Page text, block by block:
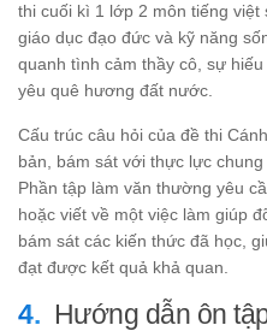
thi cuối kì 1 lớp 2 môn tiếng
giáo dục đạo đức và kỹ năng
quanh tình cảm thầy cô, sự
yêu quê hương đất nước.
Cấu trúc câu hỏi của đề thi
bản, bám sát với thực lực
Phần tập làm văn thường yêu
hoặc viết về một việc làm giúp
bám sát các kiến thức đã học,
đạt được kết quả khả quan.
Hướng dẫn ôn